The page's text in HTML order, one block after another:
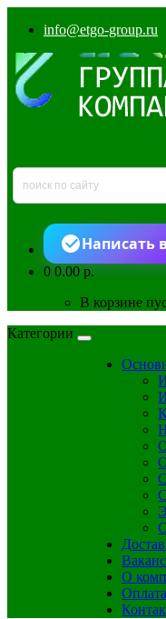
info@etgo-group.ru
Написать
00.00 р.
В корзине
Категории
О
Оплата